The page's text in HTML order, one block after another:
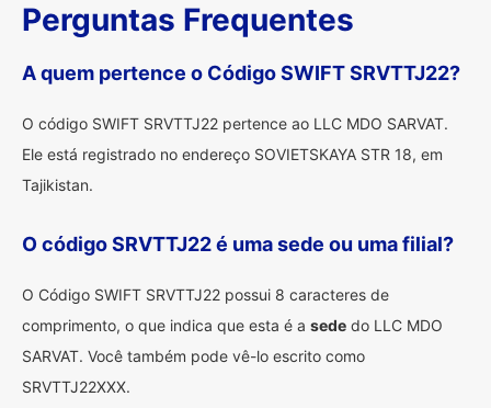
Perguntas Frequentes
A quem pertence o Código SWIFT SRVTTJ22?
O código SWIFT SRVTTJ22 pertence ao LLC MDO SARVAT.
Ele está registrado no endereço SOVIETSKAYA STR 18, em
Tajikistan.
O código SRVTTJ22 é uma sede ou uma filial?
O Código SWIFT SRVTTJ22 possui 8 caracteres de
comprimento, o que indica que esta é a sede do LLC MDO
SARVAT. Você também pode vê-lo escrito como
SRVTTJ22XXX.